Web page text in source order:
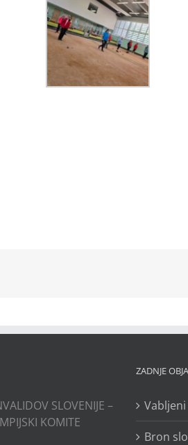
SLOVENIJE –
KOMITE
ZADNJE
Bron